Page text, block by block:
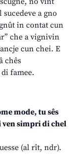
a gno
in contat cun
che a vignivin
cun chei. E
chês
famee.
mode, tu sês
ven simpri di chel
(al rît, ndr).